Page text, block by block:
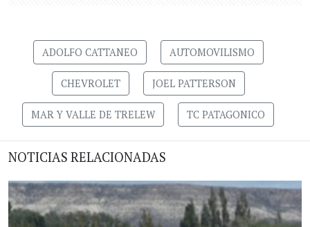
ADOLFO CATTANEO AUTOMOVILISMO
CHEVROLET JOEL PATTERSON
MAR Y VALLE DE TRELEW TC PATAGONICO
NOTICIAS RELACIONADAS